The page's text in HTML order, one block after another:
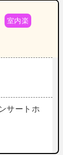
室内楽
サートホ